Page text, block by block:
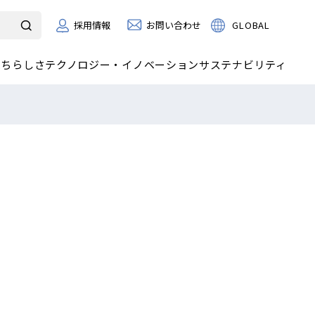
採用情報 お問い合わせ GLOBAL
らしさテクノロジー・イノベーションサステナビリティ